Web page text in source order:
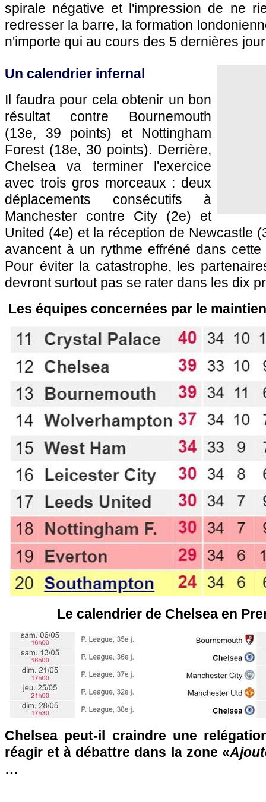
spirale négative et l'impression de ne
redresser la barre, la formation
n'importe qui au cours des 5 dernières
Un calendrier infernal
Il faudra pour cela obtenir un bon
résultat contre Bournemouth
(13e, 39 points) et Nottingham
Forest (18e, 30 points). Derrière,
Chelsea va terminer l'exercice
avec trois gros morceaux : deux
déplacements consécutifs à
Manchester contre City (2e) et
United (4e) et la réception de Newcastle
avancent à un rythme effréné dans
Pour éviter la catastrophe, les
devront surtout pas se rater dans les dix
Les équipes concernées par le
Le calendrier de Chelsea en
Chelsea peut-il craindre une
réagir et à débattre dans la zone «
…